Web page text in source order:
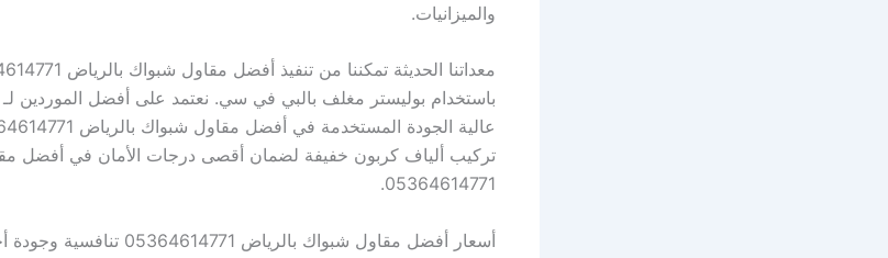
والميزانيات.
باستخدام بوليستر مغلف بالبي في سي. نعتمد على أفضل الموردين لـ
تركيب ألياف كربون خفيفة لضمان أقصى درجات الأمان في أفضل
05364614771.
أسعار أفضل مقاول شبواك بالرياض